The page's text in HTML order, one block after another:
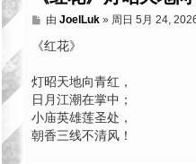
帖
由 JoelLuk» 周日 5月 24,
《红花》
灯昭天地向青红，
日月江潮在掌中；
小庙英雄莲圣处，
朝香三线不清风！